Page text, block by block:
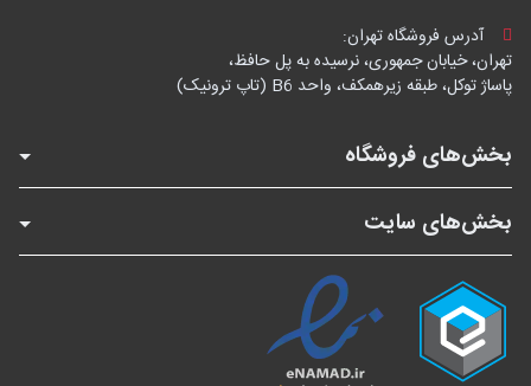
آدرس فروشگاه تهران:
تهران، خیابان جمهوری، نرسیده به پل حافظ،
پاساژ توکل، طبقه زیرهمکف، واحد B6 (تاپ ترونیک)
بخش‌های فروشگاه
بخش‌های سایت